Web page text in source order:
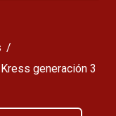
generación 3